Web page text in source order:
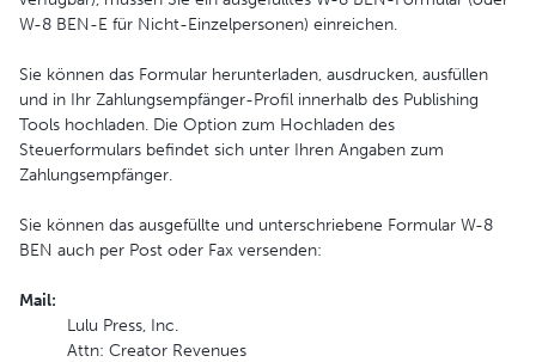
W-8 BEN-E für Nicht-Einzelpersonen) einreichen.
Sie können das Formular herunterladen, ausdrucken, ausfüllen
und in Ihr Zahlungsempfänger-Profil innerhalb des Publishing
Tools hochladen. Die Option zum Hochladen des
Steuerformulars befindet sich unter Ihren Angaben zum
Zahlungsempfänger.
Sie können das ausgefüllte und unterschriebene Formular W-8
BEN auch per Post oder Fax versenden:
Mail:
Lulu Press, Inc.
Attn: Creator Revenues